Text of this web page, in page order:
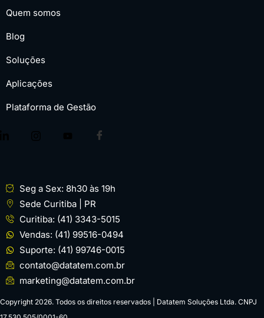
Quem somos
Blog
Soluções
Aplicações
Plataforma de Gestão
Seg a Sex: 8h30 às 19h
Sede Curitiba | PR
Curitiba: (41) 3343-5015
Vendas: (41) 99516-0494
Suporte: (41) 99746-0015
contato@datatem.com.br
marketing@datatem.com.br
Copyright 2026. Todos os direitos reservados | Datatem Soluções Ltda. CNPJ